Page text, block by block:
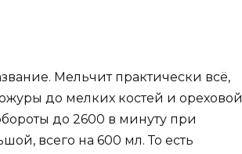
Мельчит практически всё,
до мелких костей и ореховой
до 2600 в минуту при
всего на 600 мл. То есть